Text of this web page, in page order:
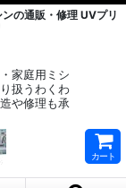
の通販・修理 UVプリ
家庭用ミシ
扱うわくわ
や修理も承
カート